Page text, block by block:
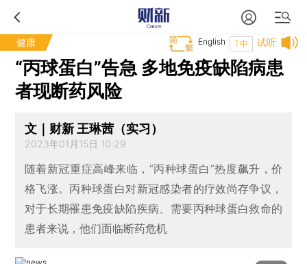
健康 试听
T中
English
“丙球蛋白”告急 多地免疫缺陷病患
者现断药风险
文｜财新 王琳茜（实习）
2023年01月15日 10:29
随着新冠重症高峰来临，“丙种球蛋白”热度飙升，价
格飞涨。丙种球蛋白对新冠感染者的疗效尚存争议，
对于长期罹患免疫缺陷疾病、需要丙种球蛋白救命的
患者来说，他们面临断药危机